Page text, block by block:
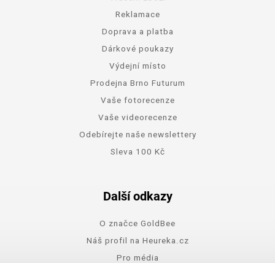
Reklamace
Doprava a platba
Dárkové poukazy
Výdejní místo
Prodejna Brno Futurum
Vaše fotorecenze
Vaše videorecenze
Odebírejte naše newslettery
Sleva 100 Kč
Další odkazy
O značce GoldBee
Náš profil na Heureka.cz
Pro média